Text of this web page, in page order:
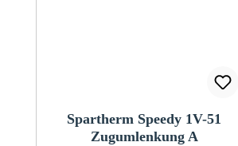
Spartherm Speedy 1V-51
Zugumlenkung A